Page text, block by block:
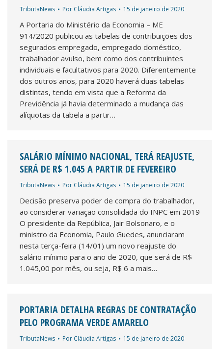
TributaNews Por Cláudia Artigas 15 de janeiro de 2020
A Portaria do Ministério da Economia – ME
914/2020 publicou as tabelas de contribuições dos
segurados empregado, empregado doméstico,
trabalhador avulso, bem como dos contribuintes
individuais e facultativos para 2020. Diferentemente
dos outros anos, para 2020 haverá duas tabelas
distintas, tendo em vista que a Reforma da
Previdência já havia determinado a mudança das
alíquotas da tabela a partir…
SALÁRIO MÍNIMO NACIONAL, TERÁ REAJUSTE,
SERÁ DE R$ 1.045 A PARTIR DE FEVEREIRO
TributaNews Por Cláudia Artigas 15 de janeiro de 2020
Decisão preserva poder de compra do trabalhador,
ao considerar variação consolidada do INPC em 2019
O presidente da República, Jair Bolsonaro, e o
ministro da Economia, Paulo Guedes, anunciaram
nesta terça-feira (14/01) um novo reajuste do
salário mínimo para o ano de 2020, que será de R$
1.045,00 por mês, ou seja, R$ 6 a mais…
PORTARIA DETALHA REGRAS DE CONTRATAÇÃO
PELO PROGRAMA VERDE AMARELO
TributaNews Por Cláudia Artigas 15 de janeiro de 2020